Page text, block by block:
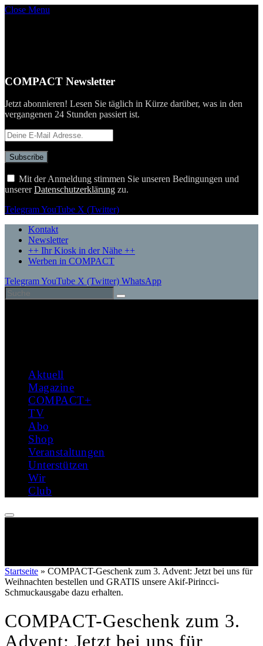
Close Menu
COMPACT Newsletter
Jetzt abonnieren! Lesen Sie täglich in Kürze darüber, was in den
vergangenen 24 Stunden passiert ist.
Mit der Anmeldung stimmen Sie unseren Bedingungen und
unsererDatenschutzerklärung zu.
TelegramYouTube X (Twitter)
Kontakt
Newsletter
++ Ihr Kiosk in der Nähe ++
Werben in COMPACT
TelegramYouTube X (Twitter) WhatsApp
Aktuell
Magazine
COMPACT+
TV
Abo
Shop
Veranstaltungen
Unterstützen
Wir
Club
Startseite » COMPACT-Geschenk zum 3. Advent: Jetzt bei uns für
Weihnachten bestellen und GRATIS unsere Akif-Pirincci-
Schmuckausgabe dazu erhalten.
COMPACT-Geschenk zum 3.
Advent: Jetzt bei uns für